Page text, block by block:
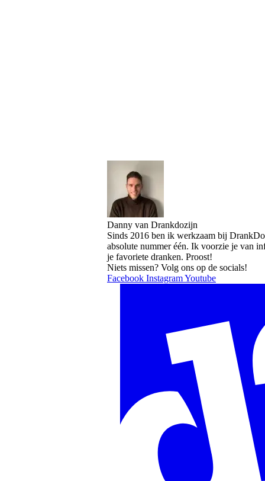
Danny van Drankdozijn
Sinds 2016 ben ik werkzaam bij
absolute nummer één. Ik voorzie je van
je favoriete dranken. Proost!
Niets missen? Volg ons op de socials!
Facebook InstagramYoutube